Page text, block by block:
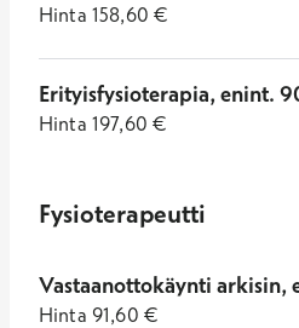
Hinta 158,60 €
Erityisfysioterapia, enint.
Hinta 197,60 €
Fysioterapeutti
Vastaanottokäynti arkisin,
Hinta 91,60 €